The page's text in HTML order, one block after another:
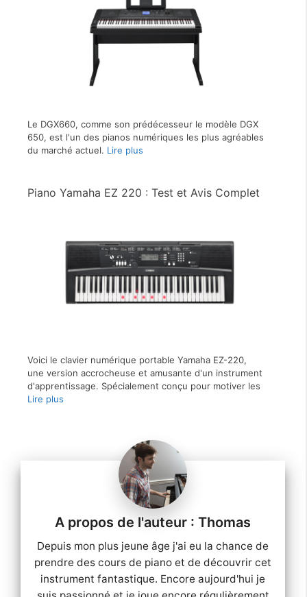
Le DGX660, comme son prédécesseur le modèle DGX
650, est l'un des pianos numériques les plus agréables
du marché actuel. Lire plus
Piano Yamaha EZ 220 : Test et Avis Complet
Voici le clavier numérique portable Yamaha EZ-220,
une version accrocheuse et amusante d'un instrument
d'apprentissage. Spécialement conçu pour motiver les
Lire plus
Thomas
Depuis mon plus jeune âge j'ai eu la chance de
prendre des cours de piano et de découvrir cet
instrument fantastique. Encore aujourd'hui je